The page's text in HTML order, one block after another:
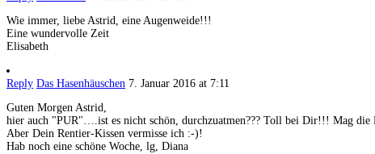
Wie immer, liebe Astrid, eine Augenweide!!!
Eine wundervolle Zeit
Elisabeth
Reply Das Hasenhäuschen 7. Januar 2016 at 7:11
Guten Morgen Astrid,
hier auch "PUR"….ist es nicht schön, durchzuatmen??? Toll bei Dir!!! Mag
Aber Dein Rentier-Kissen vermisse ich :-)!
Hab noch eine schöne Woche, lg, Diana